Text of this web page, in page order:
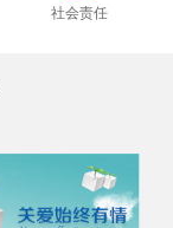
社会责任